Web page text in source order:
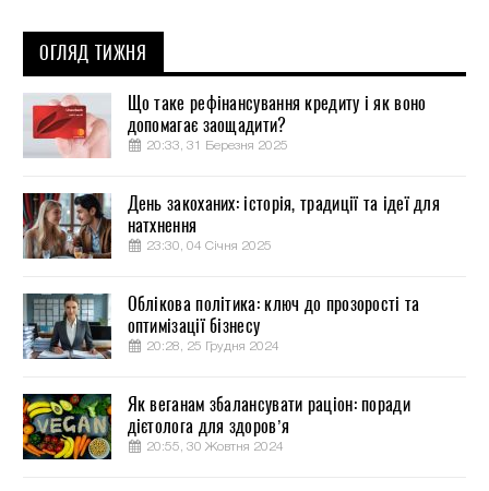
ОГЛЯД ТИЖНЯ
Що таке рефінансування кредиту і як воно
допомагає заощадити?
20:33, 31 Березня 2025
День закоханих: історія, традиції та ідеї для
натхнення
23:30, 04 Січня 2025
Облікова політика: ключ до прозорості та
оптимізації бізнесу
20:28, 25 Грудня 2024
Як веганам збалансувати раціон: поради
дієтолога для здоров’я
20:55, 30 Жовтня 2024